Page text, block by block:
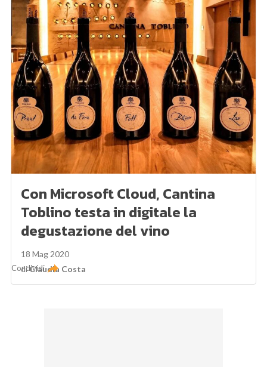
Con Microsoft Cloud, Cantina
Toblino testa in digitale la
degustazione del vino
18 Mag 2020
diClaudia Costa
Condividi